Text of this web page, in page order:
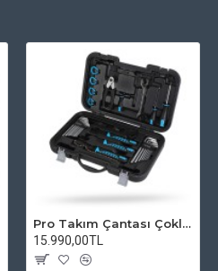
Pro Takım Çantası Çoklu Tamir Seti
15.990,00TL